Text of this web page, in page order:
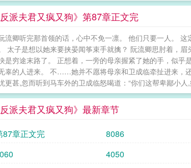
甲胄军士黑压压一片于他面前
地，“……夫君，我错了。”晏闻筝
饼文！甜甜甜！先婚后爱/强取
主不能活，唯爱女主！6.女
文：《以娇饲虎》求收藏～*烽
异国生乱。粉雕玉琢的少女一身
一眼便瞧见那居高临下、骑在
麻。可那张深邃昳丽的脸……商
声大唤，“皇叔！”如此，嗜血枭
的，却是那张恶劣如厉鬼般的
云珠攥着嫁衣啜泣，被染着血
反派夫君又疯又狗》第87章正文完
流卿听完那首领的话，心中不免一凛。 他们只要一人。
太子是想以她来要挟晏闻筝束手就擒？ 阮流卿思肘着，
是穷途末路了。 正想着，一旁的母亲握紧了她的手，似
辜的人进来。 不……她并不愿将母亲和卫成临牵扯进来
更甚,忽而听到马车外的卫成临怒喝道：“你们这帮卑鄙小人
反派夫君又疯又狗》最新章节
87章正文完 8086
4050